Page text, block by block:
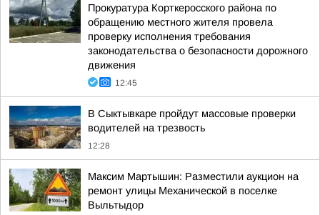
Прокуратура Корткеросского района по
обращению местного жителя провела
проверку исполнения требования
законодательства о безопасности дорожного
движения
12:45
В Сыктывкаре пройдут массовые проверки
водителей на трезвость
12:28
Максим Мартышин: Разместили аукцион на
ремонт улицы Механической в поселке
Выльтыдор